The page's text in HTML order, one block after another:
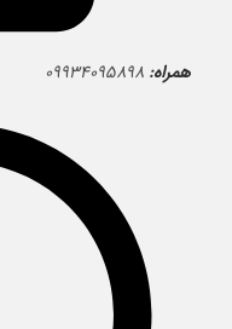
همراه: ۰۹۹۳۴۰۹۵۸۹۸